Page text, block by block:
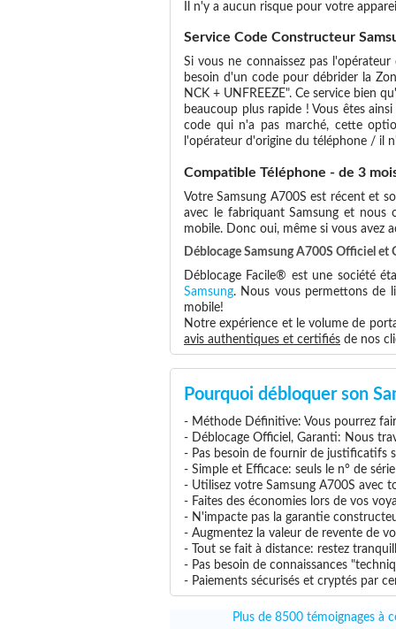
Il n'y a aucun risque pour votre
Service Code Constructeur
Si vous ne connaissez pas
besoin d'un code pour débrider la
NCK + UNFREEZE". Ce service bien
beaucoup plus rapide ! Vous êtes
code qui n'a pas marché, cette
l'opérateur d'origine du téléphone / il
Compatible Téléphone - de 3
Votre Samsung A700S est récent et
avec le fabriquant Samsung et nous
mobile. Donc oui, même si vous avez
Déblocage Samsung A700S Officiel et
Déblocage Facile® est une société
Samsung. Nous vous permettons de
mobile!
Notre expérience et le volume de
avis authentiques et certifiés de nos
Pourquoi débloquer son
- Méthode Définitive: Vous pourrez
- Déblocage Officiel, Garanti: Nous
- Pas besoin de fournir de justificatifs
- Simple et Efficace: seuls le n° de
- Utilisez votre Samsung A700S avec
- Faites des économies lors de vos
- N'impacte pas la garantie
- Augmentez la valeur de revente de
- Tout se fait à distance: restez
- Pas besoin de connaissances
- Paiements sécurisés et cryptés par
Plus de 8500 témoignages à